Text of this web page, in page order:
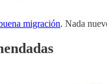
migración. Nada